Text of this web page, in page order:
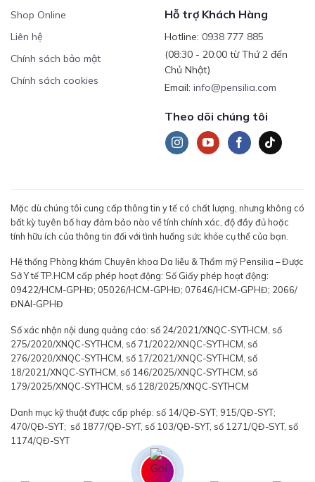
Shop Online
Liên hệ
Chính sách bảo mật
Chính sách cookies
Hỗ trợ Khách Hàng
Hotline: 0938 777 885
(08:30 - 20:00 từ Thứ 2 đến
Chủ Nhật)
Email: info@pensilia.com
Theo dõi chúng tôi
Mặc dù chúng tôi cung cấp thông tin y tế có chất lượng, nhưng không có
bất kỳ tuyên bố hay đảm bảo nào về tính chính xác, độ đầy đủ hoặc
tính hữu ích của thông tin đối với tình huống sức khỏe cụ thể của bạn.
Hệ thống Phòng khám Chuyên khoa Da liễu & Thẩm mỹ Pensilia – Được
Sở Y tế TP.HCM cấp phép hoạt động: Số Giấy phép hoạt động:
09422/HCM-GPHĐ; 05026/HCM-GPHĐ; 07646/HCM-GPHĐ; 2066/
ĐNAI-GPHĐ
Số xác nhận nội dung quảng cáo: số 24/2021/XNQC-SYTHCM, số
275/2020/XNQC-SYTHCM, số 71/2022/XNQC-SYTHCM, số
276/2020/XNQC-SYTHCM, số 17/2021/XNQC-SYTHCM, số
18/2021/XNQC-SYTHCM, số 146/2025/XNQC-SYTHCM, số
179/2025/XNQC-SYTHCM, số 128/2025/XNQC-SYTHCM
Danh mục kỹ thuật được cấp phép: số 14/QĐ-SYT; 915/QĐ-SYT;
470/QĐ-SYT; số 1877/QĐ-SYT, số 103/QĐ-SYT, số 1271/QĐ-SYT, số
1174/QĐ-SYT